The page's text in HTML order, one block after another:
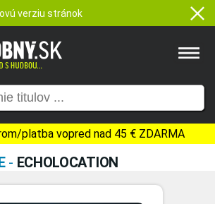
verziu stránok
platba vopred nad 45 € ZDARMA
- ECHOLOCATION